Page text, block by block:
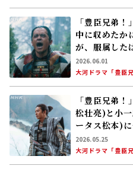
「豊臣兄弟
中に収めたか
が、服属した
折悪く半兵衛
て……
2026.06.01
大河ドラマ「豊臣兄
「豊臣兄弟
松壮亮)と小
ータス松本)
難しい任務と
2026.05.25
大河ドラマ「豊臣兄